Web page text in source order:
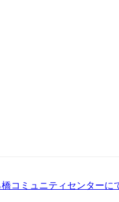
コミュニティセンターに